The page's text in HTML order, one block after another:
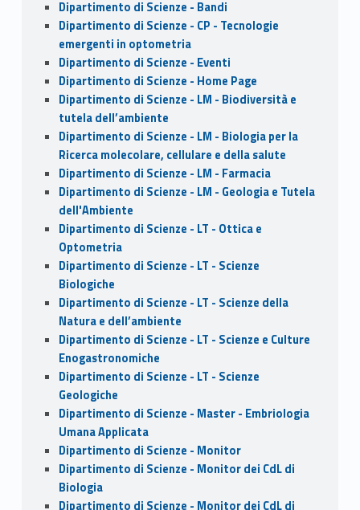
Dipartimento di Scienze - Bandi
Dipartimento di Scienze - CP - Tecnologie
emergenti in optometria
Dipartimento di Scienze - Eventi
Dipartimento di Scienze - Home Page
Dipartimento di Scienze - LM - Biodiversità e
tutela dell’ambiente
Dipartimento di Scienze - LM - Biologia per la
Ricerca molecolare, cellulare e della salute
Dipartimento di Scienze - LM - Farmacia
Dipartimento di Scienze - LM - Geologia e Tutela
dell'Ambiente
Dipartimento di Scienze - LT - Ottica e
Optometria
Dipartimento di Scienze - LT - Scienze
Biologiche
Dipartimento di Scienze - LT - Scienze della
Natura e dell’ambiente
Dipartimento di Scienze - LT - Scienze e Culture
Enogastronomiche
Dipartimento di Scienze - LT - Scienze
Geologiche
Dipartimento di Scienze - Master - Embriologia
Umana Applicata
Dipartimento di Scienze - Monitor
Dipartimento di Scienze - Monitor dei CdL di
Biologia
Dipartimento di Scienze - Monitor dei CdL di